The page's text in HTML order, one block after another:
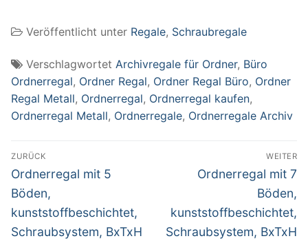
BxTxH
mm
Veröffentlicht unter Regale, Schraubregale
Verschlagwortet Archivregale für Ordner, Büro
Ordnerregal, Ordner Regal, Ordner Regal Büro, Ordner
Regal Metall, Ordnerregal, Ordnerregal kaufen,
Ordnerregal Metall, Ordnerregale, Ordnerregale Archiv
Beitragsnavigation
ZURÜCK
Vorheriger
Beitrag:
Ordnerregal mit 5
Böden,
kunststoffbeschichtet,
Schraubsystem, BxTxH
WEITER
Nächster
Ordnerregal mit 7
Böden,
kunststoffbeschichtet,
Schraubsystem, BxTxH